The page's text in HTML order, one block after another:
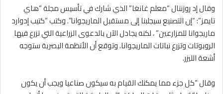
وقال إد روزنتال “معلم غانغا” الذي شارك في تأسيس مجلة “هاي
تايمز”: “إن التصنيع سيجلبنا إلى مستقبل الماريجوانا”. وكتب “كتيب إدوارد
ماريجوانا للمزارعين” ، لكنه يجادل الآن بالدعوى الزراعية التي تزرع فيها
الروبوتات وتزرع نباتات الماريجوانا. وتوقع أن الأنظمة البصرية ستوجه
أشعة الليزر.
وقال “كل جزء مما يمكنك القيام به سيكون صناعيا ويجب أن يكون